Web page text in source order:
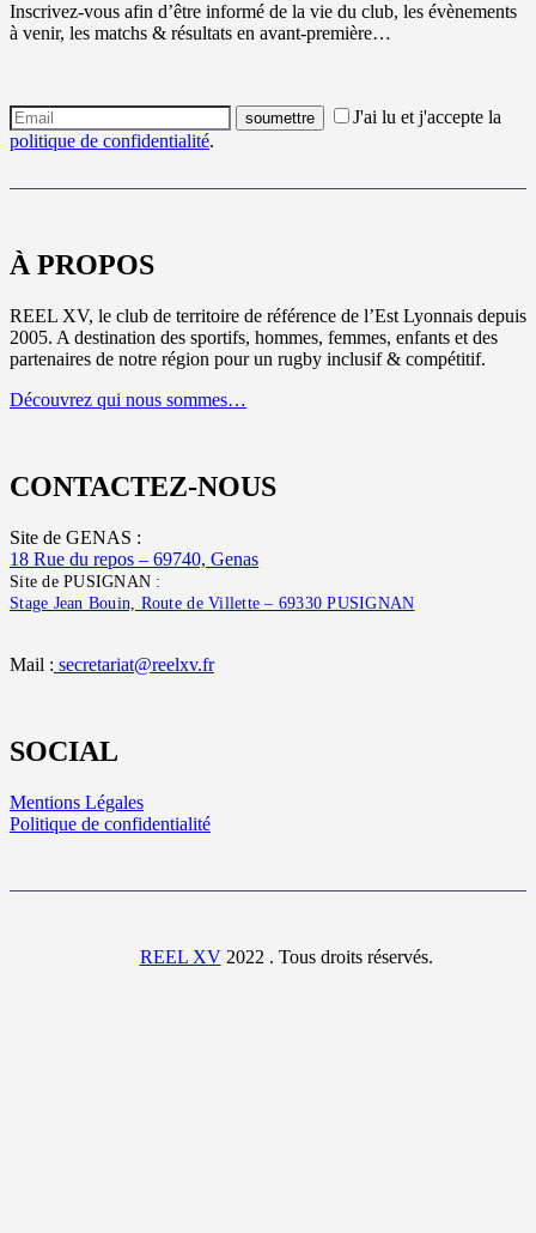
Inscrivez-vous afin d’être informé de la vie du club, les évènements
à venir, les matchs & résultats en avant-première…
J'ai lu et j'accepte la
politique de confidentialité.
À PROPOS
REEL XV, le club de territoire de référence de l’Est Lyonnais depuis
2005. A destination des sportifs, hommes, femmes, enfants et des
partenaires de notre région pour un rugby inclusif & compétitif.
Découvrez qui nous sommes…
CONTACTEZ-NOUS
Site de GENAS :
18 Rue du repos – 69740, Genas
Site de PUSIGNAN :
Stage Jean Bouin, Route de Villette – 69330 PUSIGNAN
Mail : secretariat@reelxv.fr
SOCIAL
Mentions Légales
Politique de confidentialité
REEL XV2022 . Tous droits réservés.